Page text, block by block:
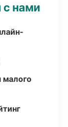
нами
малого